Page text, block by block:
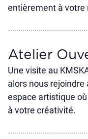
entièrement à votre
Atelier
Une visite au
alors nous rejoindre
espace artistique
à votre créativité.